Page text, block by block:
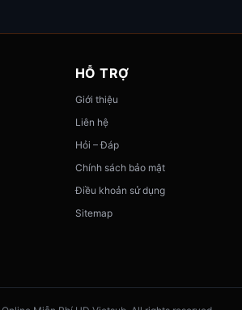
HỖ TRỢ
Giới thiệu
Liên hệ
Hỏi – Đáp
Chính sách bảo mật
Điều khoản sử dụng
Sitemap